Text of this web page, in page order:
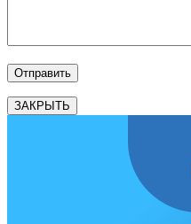
ЗАКРЫТЬ